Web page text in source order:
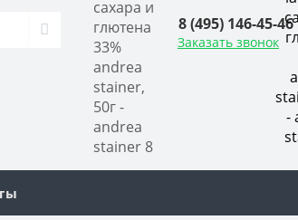
8 (495) 146-45-46
Заказать звонок